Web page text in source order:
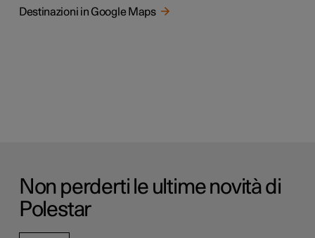
Destinazioni in Google Maps
Non perderti le ultime novità di
Polestar